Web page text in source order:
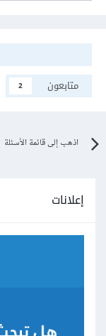
متابعون
2
اذهب إلى قائمة الأسئلة
إعلانات